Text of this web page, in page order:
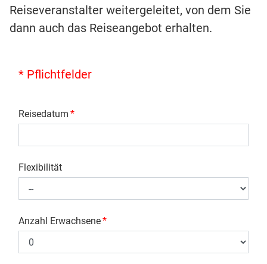
Reiseveranstalter weitergeleitet, von dem Sie
dann auch das Reiseangebot erhalten.
* Pflichtfelder
Reisedatum *
Flexibilität
Anzahl Erwachsene*